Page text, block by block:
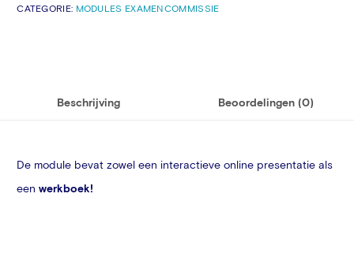
CATEGORIE: MODULES EXAMENCOMMISSIE
Beschrijving Beoordelingen (0)
De module bevat zowel een interactieve online presentatie als
eenwerkboek!